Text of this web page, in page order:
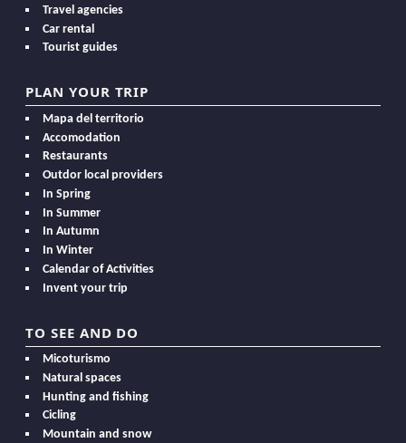
Travel agencies
Car rental
Tourist guides
PLAN YOUR TRIP
Mapa del territorio
Accomodation
Restaurants
Outdor local providers
In Spring
In Summer
In Autumn
In Winter
Calendar of Activities
Invent your trip
TO SEE AND DO
Micoturismo
Natural spaces
Hunting and fishing
Cicling
Mountain and snow